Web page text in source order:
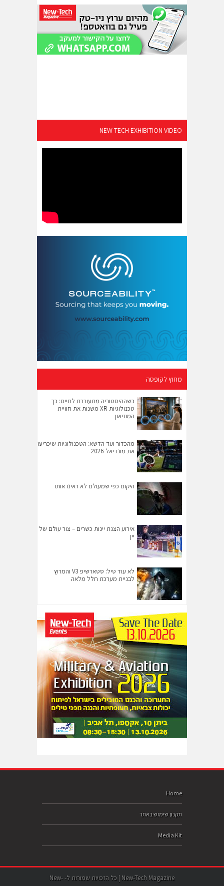
NEW-TECH EXHIBITION VIDEO
מחוץ לקופסה
כשההיסטוריה מתעוררת לחיים: כך
טכנולוגיות XR משנות את חוויית
המוזיאון
מהכדור ועד הדשא: הטכנולוגיות שיכריעו
את מונדיאל 2026
היקום כפי שמעולם לא ראינו אותו
אירוע הצגת יינות כשרים – צור עולם של
יין
לא עוד טיל: סטארשיפ V3 והמרוץ
לבניית מערכת חלל מלאה
Home
תקנון שימוש באתר
Media Kit
New-Tech Magazine | כל הזכויות שמורות ל- New-